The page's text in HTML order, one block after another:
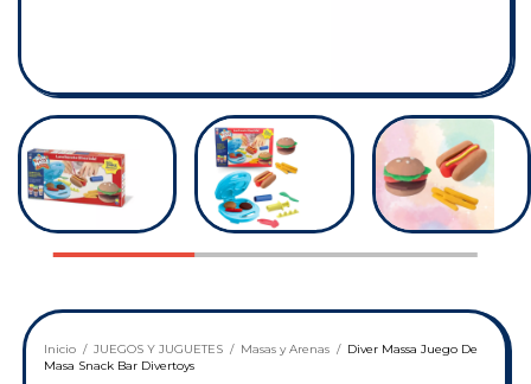
Inicio / JUEGOS Y JUGUETES / Masas y Arenas / Diver Massa Juego De
Masa Snack Bar Divertoys